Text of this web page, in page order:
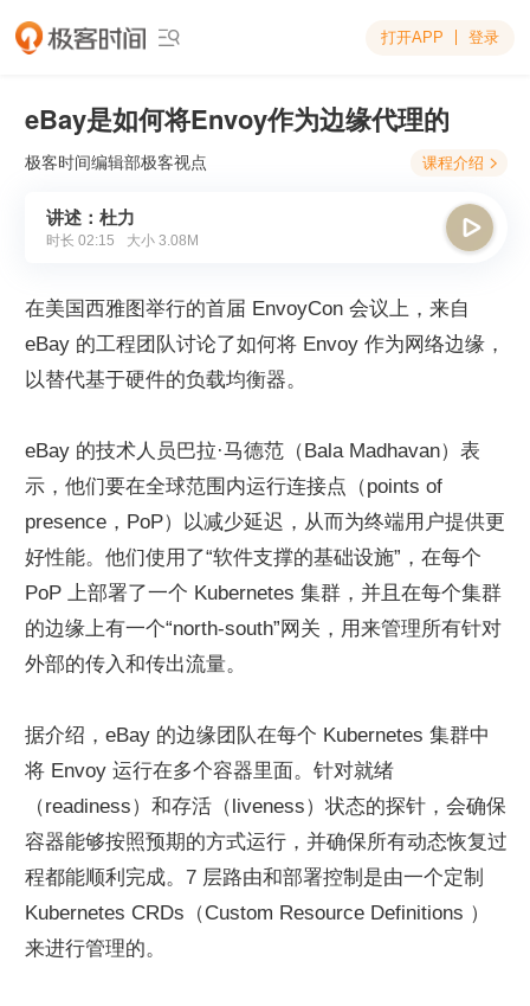
 打开APP 登录
eBay是如何将Envoy作为边缘代理的
极客时间编辑部极客视点 课程介绍 
讲述：杜力
时长 02:15 大小 3.08M

在美国西雅图举行的首届 EnvoyCon 会议上，来自
eBay 的工程团队讨论了如何将 Envoy 作为网络边缘，
以替代基于硬件的负载均衡器。
eBay 的技术人员巴拉·马德范（Bala Madhavan）表
示，他们要在全球范围内运行连接点（points of
presence，PoP）以减少延迟，从而为终端用户提供更
好性能。他们使用了“软件支撑的基础设施”，在每个
PoP 上部署了一个 Kubernetes 集群，并且在每个集群
的边缘上有一个“north-south”网关，用来管理所有针对
外部的传入和传出流量。
据介绍，eBay 的边缘团队在每个 Kubernetes 集群中
将 Envoy 运行在多个容器里面。针对就绪
（readiness）和存活（liveness）状态的探针，会确保
容器能够按照预期的方式运行，并确保所有动态恢复过
程都能顺利完成。7 层路由和部署控制是由一个定制
Kubernetes CRDs（Custom Resource Definitions ）
来进行管理的。